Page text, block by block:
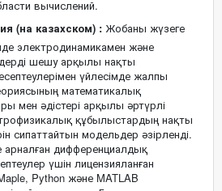
вычислений.
(на казахском) : Жобаны жүзеге
электродинамикамен және
шешу арқылы нақты
үйлесімде жалпы
математикалық
мен әдістері арқылы әртүрлі
құбылыстардың нақты
сипаттайтын модельдер әзірленді.
арналған дифференциалдық
үшін лицензияланған
Python және MATLAB